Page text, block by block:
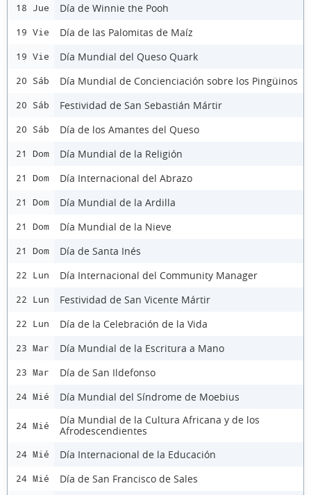
18 Jue Día de Winnie the Pooh
19 Vie Día de las Palomitas de Maíz
19 Vie Día Mundial del Queso Quark
20 Sáb Día Mundial de Concienciación sobre los Pingüinos
20 Sáb Festividad de San Sebastián Mártir
20 Sáb Día de los Amantes del Queso
21 Dom Día Mundial de la Religión
21 Dom Día Internacional del Abrazo
21 Dom Día Mundial de la Ardilla
21 Dom Día Mundial de la Nieve
21 Dom Día de Santa Inés
22 Lun Día Internacional del Community Manager
22 Lun Festividad de San Vicente Mártir
22 Lun Día de la Celebración de la Vida
23 Mar Día Mundial de la Escritura a Mano
23 Mar Día de San Ildefonso
24 Mié Día Mundial del Síndrome de Moebius
24 Mié
Día Mundial de la Cultura Africana y de los
Afrodescendientes
24 Mié Día Internacional de la Educación
24 Mié Día de San Francisco de Sales